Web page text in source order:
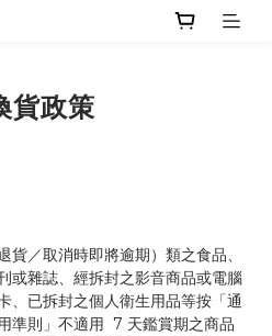
貨政策
貨／取消時即將逾期）類之食品、
或雜誌、經拆封之影音商品或電腦
、已拆封之個人衛生用品等按「通
準則」不適用 7 天鑑賞期之商品